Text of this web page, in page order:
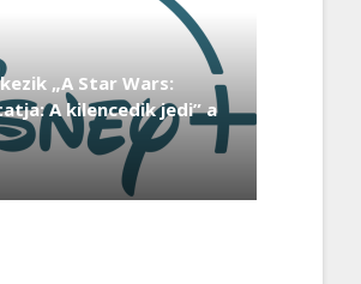
„A Star Wars:
A kilencedik jedi” a